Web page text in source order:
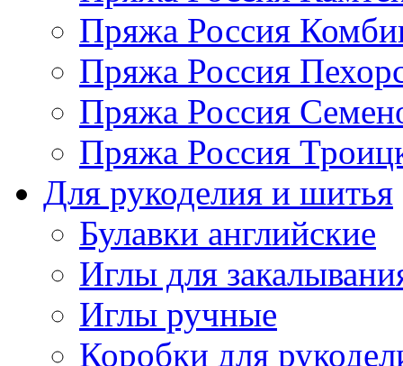
Пряжа Россия
Пряжа Россия
Пряжа Россия
Пряжа Россия
Для рукоделия и шитья
Булавки английские
Иглы для
Иглы ручные
Коробки для